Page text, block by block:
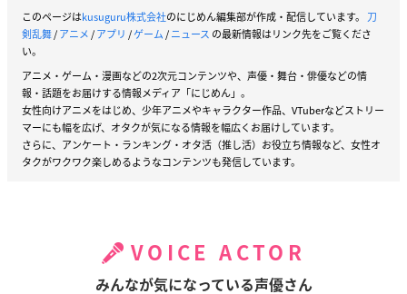
このページはkusuguru株式会社のにじめん編集部が作成・配信しています。 刀
剣乱舞/アニメ/アプリ /ゲーム/ニュース の最新情報はリンク先をご覧くださ
い。
アニメ・ゲーム・漫画などの2次元コンテンツや、声優・舞台・俳優などの情
報・話題をお届けする情報メディア「にじめん」。
女性向けアニメをはじめ、少年アニメやキャラクター作品、VTuberなどストリー
マーにも幅を広げ、オタクが気になる情報を幅広くお届けしています。
さらに、アンケート・ランキング・オタ活（推し活）お役立ち情報など、女性オ
タクがワクワク楽しめるようなコンテンツも発信しています。
VOICE ACTOR
みんなが気になっている声優さん